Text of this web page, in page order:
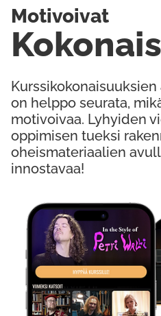
Kokeile
on helppo seurata,
motivoivaa. Lyhyiden
oppimisen tueksi
oheismateriaalien
innostavaa!
Motivoivat